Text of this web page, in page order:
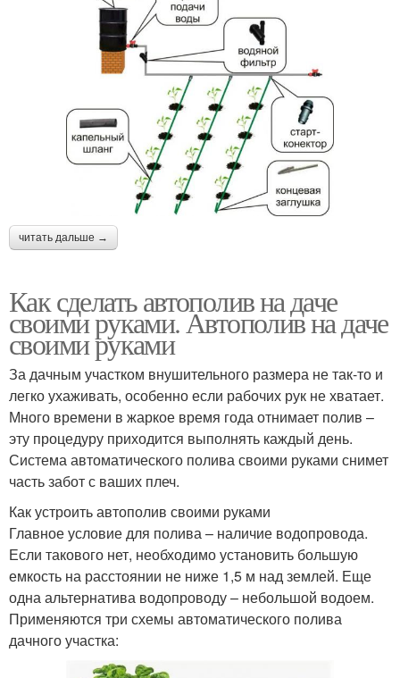
читать дальше →
Как сделать автополив на даче
своими руками. Автополив на даче
своими руками
За дачным участком внушительного размера не так-то и
легко ухаживать, особенно если рабочих рук не хватает.
Много времени в жаркое время года отнимает полив –
эту процедуру приходится выполнять каждый день.
Система автоматического полива своими руками снимет
часть забот с ваших плеч.
Как устроить автополив своими руками
Главное условие для полива – наличие водопровода.
Если такового нет, необходимо установить большую
емкость на расстоянии не ниже 1,5 м над землей. Еще
одна альтернатива водопроводу – небольшой водоем.
Применяются три схемы автоматического полива
дачного участка: